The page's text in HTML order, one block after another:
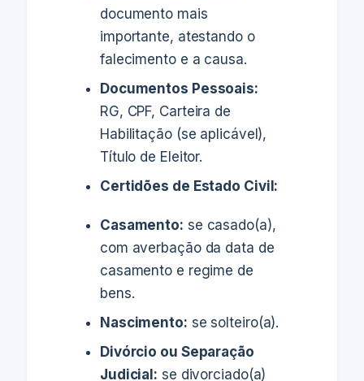
documento mais
importante, atestando o
falecimento e a causa.
Documentos Pessoais:
RG, CPF, Carteira de
Habilitação (se aplicável),
Título de Eleitor.
Certidões de Estado Civil:
Casamento: se casado(a),
com averbação da data de
casamento e regime de
bens.
Nascimento: se solteiro(a).
Divórcio ou Separação
Judicial: se divorciado(a)